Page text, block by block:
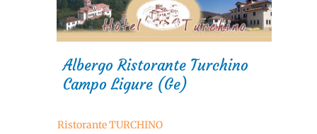
Albergo Ristorante Turchino
Campo Ligure (Ge)
Ristorante TURCHINO